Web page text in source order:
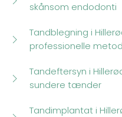
skånsom endodonti
Tandblegning i
professionelle
Tandeftersyn i
sundere tænder
Tandimplantat i